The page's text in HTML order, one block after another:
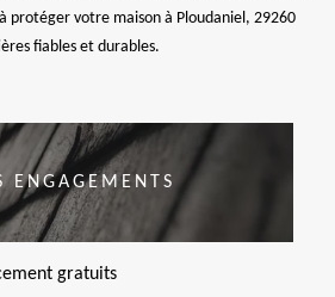
protéger votre maison à Ploudaniel, 29260
fiables et durables.
ENGAGEMENTS
gratuits